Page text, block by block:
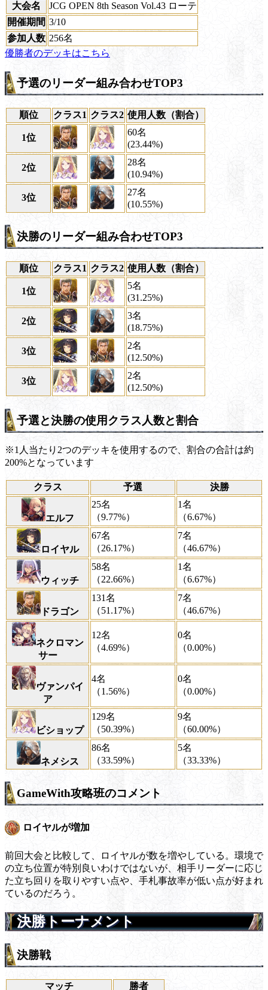
大会名
JCG OPEN 8th Season Vol.43 ローテ
開催期間 3/10
参加人数 256名
優勝者のデッキはこちら
予選のリーダー組み合わせTOP3
順位 クラス1 クラス2 使用人数（割合）
1位
60名
(23.44%)
2位
28名
(10.94%)
3位
27名
(10.55%)
決勝のリーダー組み合わせTOP3
順位 クラス1 クラス2 使用人数（割合）
1位
5名
(31.25%)
2位
3名
(18.75%)
3位
2名
(12.50%)
3位
2名
(12.50%)
予選と決勝の使用クラス人数と割合
※1人当たり2つのデッキを使用するので、割合の合計は約
200%となっています
クラス 予選 決勝
エルフ
25名
（9.77%）
1名
（6.67%）
ロイヤル
67名
（26.17%）
7名
（46.67%）
ウィッチ
58名
（22.66%）
1名
（6.67%）
ドラゴン
131名
（51.17%）
7名
（46.67%）
ネクロマン
サー
12名
（4.69%）
0名
（0.00%）
ヴァンパイ
ア
4名
（1.56%）
0名
（0.00%）
ビショップ
129名
（50.39%）
9名
（60.00%）
ネメシス
86名
（33.59%）
5名
（33.33%）
GameWith攻略班のコメント
ロイヤルが増加
前回大会と比較して、ロイヤルが数を増やしている。環境で
の立ち位置が特別良いわけではないが、相手リーダーに応じ
た立ち回りを取りやすい点や、手札事故率が低い点が好まれ
ているのだろう。
決勝トーナメント
決勝戦
マッチ 勝者